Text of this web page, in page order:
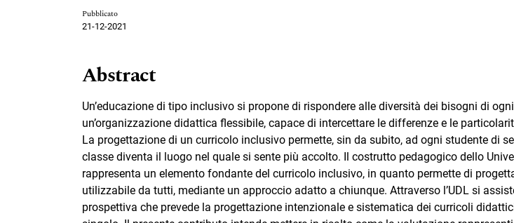
Pubblicato
21-12-2021
Abstract
Un’educazione di tipo inclusivo si propone di rispondere alle diversità dei bisogni di
un’organizzazione didattica flessibile, capace di intercettare le differenze e le
La progettazione di un curricolo inclusivo permette, sin da subito, ad ogni studente di
classe diventa il luogo nel quale si sente più accolto. Il costrutto pedagogico dello
rappresenta un elemento fondante del curricolo inclusivo, in quanto permette di
utilizzabile da tutti, mediante un approccio adatto a chiunque. Attraverso l’UDL si
prospettiva che prevede la progettazione intenzionale e sistematica dei curricoli